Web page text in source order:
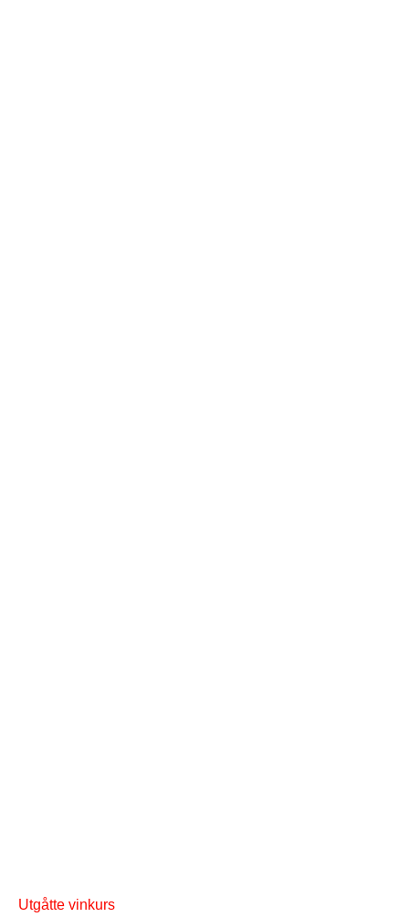
Utgåtte vinkurs